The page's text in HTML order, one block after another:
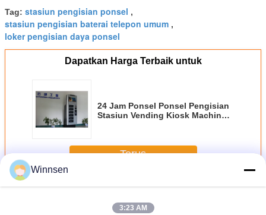
Tag: stasiun pengisian ponsel ,
stasiun pengisian baterai telepon umum ,
loker pengisian daya ponsel
Dapatkan Harga Terbaik untuk
24 Jam Ponsel Ponsel Pengisian
Stasiun Vending Kiosk Machine
Terus
LebihStasiun Pengisian Daya Ponsel
Winnsen
3:23 AM